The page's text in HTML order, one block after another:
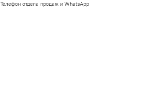
Телефон отдела продаж и WhatsApp